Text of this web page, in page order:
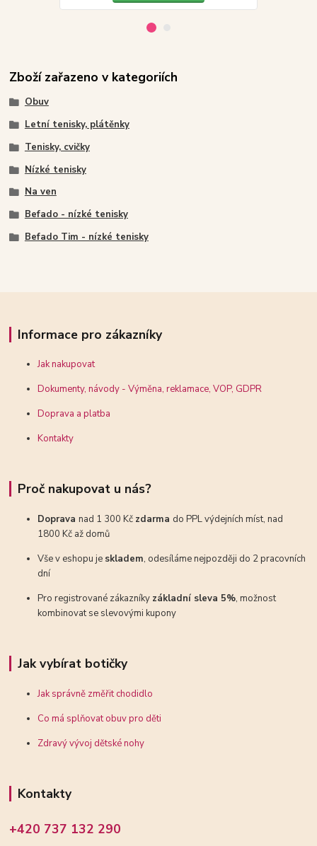
Zboží zařazeno v kategoriích
Obuv
Letní tenisky, plátěnky
Tenisky, cvičky
Nízké tenisky
Na ven
Befado - nízké tenisky
Befado Tim - nízké tenisky
Informace pro zákazníky
Jak nakupovat
Dokumenty, návody - Výměna, reklamace, VOP, GDPR
Doprava a platba
Kontakty
Proč nakupovat u nás?
Dopravanad 1 300 Kč zdarma do PPL výdejních míst, nad
1800 Kč až domů
Vše v eshopu je skladem, odesíláme nejpozději do 2 pracovních
dní
Pro registrované zákazníky základní sleva 5%, možnost
kombinovat se slevovými kupony
Jak vybírat botičky
Jak správně změřit chodidlo
Co má splňovat obuv pro děti
Zdravý vývoj dětské nohy
Kontakty
+420 737 132 290